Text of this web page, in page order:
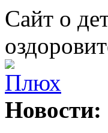
Сайт о
Новости: